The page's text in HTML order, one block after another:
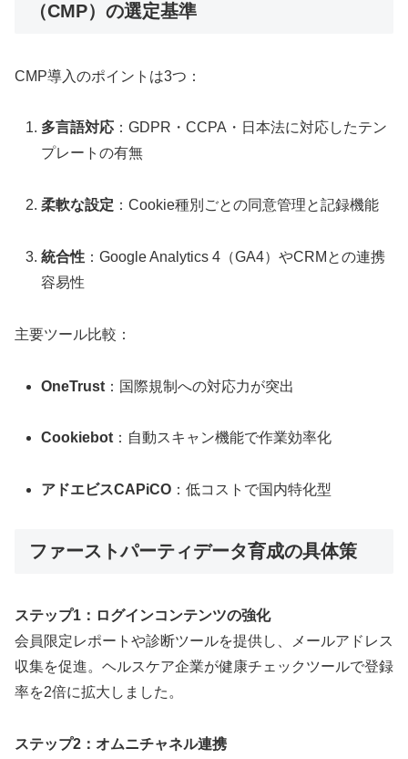
（CMP）の選定基準
CMP導入のポイントは3つ：
多言語対応 ：GDPR・CCPA・日本法に対応したテン
プレートの有無
柔軟な設定 ：Cookie種別ごとの同意管理と記録機能
統合性 ：Google Analytics 4（GA4）やCRMとの連携
容易性
主要ツール比較：
OneTrust ：国際規制への対応力が突出
Cookiebot ：自動スキャン機能で作業効率化
アドエビスCAPiCO ：低コストで国内特化型
ファーストパーティデータ育成の具体策
ステップ1：ログインコンテンツの強化
会員限定レポートや診断ツールを提供し、メールアドレス
収集を促進。ヘルスケア企業が健康チェックツールで登録
率を2倍に拡大しました。
ステップ2：オムニチャネル連携